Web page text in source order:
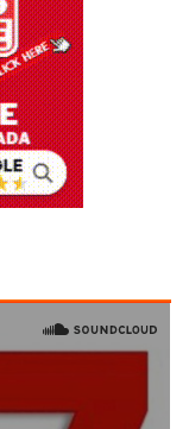
Educação
Professores
Maria